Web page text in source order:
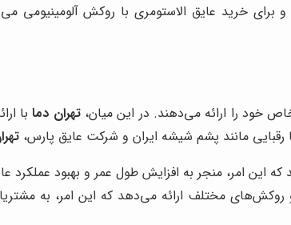
خرید عایق الاستومری با روکش آلومینیومی
خود را ارائه می‌دهند. در این میان،تهران دمابا
رقبایی مانند پشم شیشه ایران و شرکت عایق پارس،
که این امر، منجر به افزایش طول عمر و بهبود عملکرد
مختلف ارائه می‌دهد که این امر، به